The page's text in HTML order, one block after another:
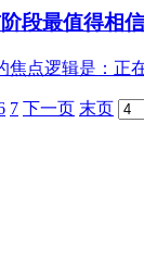
段最值得相
焦点逻辑是：
7 下一页 末页